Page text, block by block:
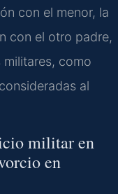
con el menor, la
con el otro padre,
como
al
militar en
en